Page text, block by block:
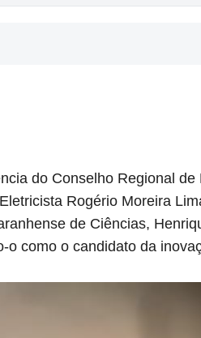
do Conselho Regional
Rogério Moreira
de Ciências,
o como o candidato da